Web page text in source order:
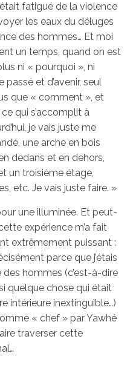
était fatigué de la violence
les eaux du déluges
des hommes… Et moi
un temps, quand on est
ni « pourquoi », ni
passé et d’avenir, seul
que « comment », et
qui s’accomplit à
je vais juste me
une arche en bois
dedans et en dehors,
un troisième étage,
etc. Je vais juste faire. »
une illuminée. Et peut-
expérience m’a fait
extrêmement puissant :
parce que j’étais
hommes (c’est-à-dire
quelque chose qui était
intérieure inextinguible…)
« chef » par Yawhé
traverser cette